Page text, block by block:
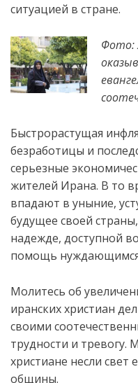
ситуацией в стране.
Фото:
Быстрорастущая
безработицы и
серьезные
жителей Ирана. В то
впадают в уныние,
будущее своей
надежде, доступной
помощь нуждающимся
Молитесь об
иранских христиан
своими
трудности и тревогу.
христиане несли свет
общины.